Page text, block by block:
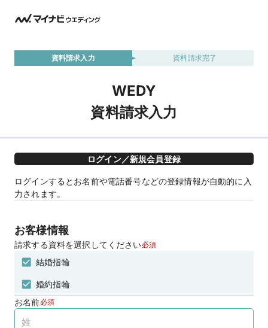
資料請求入力 資料請求完了
WEDY
資料請求入力
ログイン／新規会員登録
ログインするとお名前や電話番号などの登録情報が自動的に入
力されます。
お客様情報
請求する資料を選択してください必須
結婚指輪
婚約指輪
お名前必須